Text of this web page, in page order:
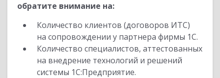
обратите внимание на:
Количество клиентов (договоров ИТС)
на сопровождении у партнера фирмы 1С.
Количество специалистов, аттестованных
на внедрение технологий и решений
системы 1С:Предприятие.